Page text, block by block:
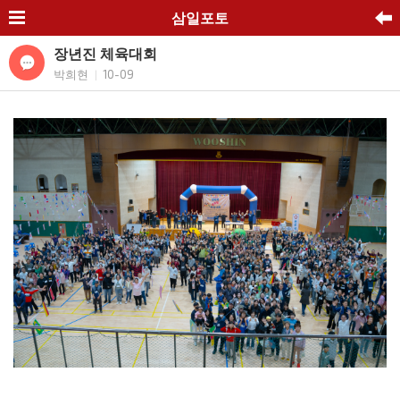
삼일포토
장년진 체육대회
박희현 10-09